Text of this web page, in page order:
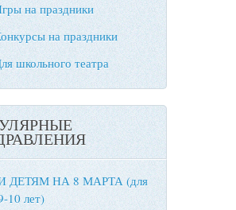
на праздники
на праздники
школьного театра
ДЕТЯМ НА 8 МАРТА (для
10 лет)